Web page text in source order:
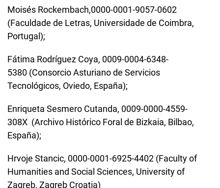
Moisés Rockembach,0000-0001-9057-0602
(Faculdade de Letras, Universidade de Coimbra,
Portugal);
Fátima Rodríguez Coya, 0009-0004-6348-
5380 (Consorcio Asturiano de Servicios
Tecnológicos, Oviedo, España);
Enriqueta Sesmero Cutanda, 0009-0000-4559-
308X (Archivo Histórico Foral de Bizkaia, Bilbao,
España);
Hrvoje Stancic, 0000-0001-6925-4402 (Faculty of
Humanities and Social Sciences, University of
Zagreb, Zagreb Croatia)